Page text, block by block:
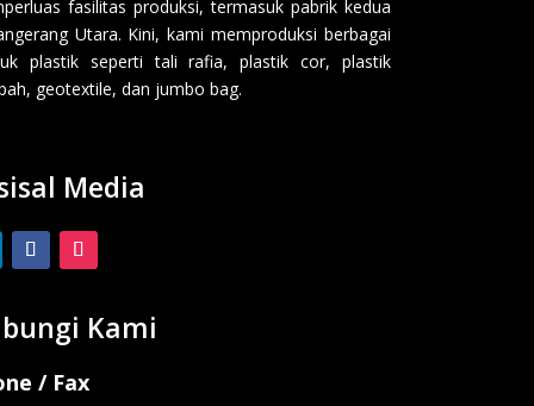
fasilitas produksi, termasuk pabrik kedua
Utara. Kini, kami memproduksi berbagai
plastik seperti tali rafia, plastik cor, plastik
geotextile, dan jumbo bag.
Media
Kami
/ Fax